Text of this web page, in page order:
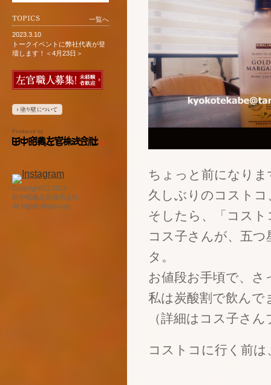
一覧へ
2023.3.10
トークイベントに弊社代表が登
壇します！＜4月23日＞
Copyright(C) 2012
田中昭義左官株式会社
All Rights Reserved.
ちょっと前になり
久しぶりのコスト
そしたら、「コス
コス子さんが、五
タ。
お値段お手頃で、
私は炭酸割で飲んで
（詳細はコス子さ
コストコに行く前